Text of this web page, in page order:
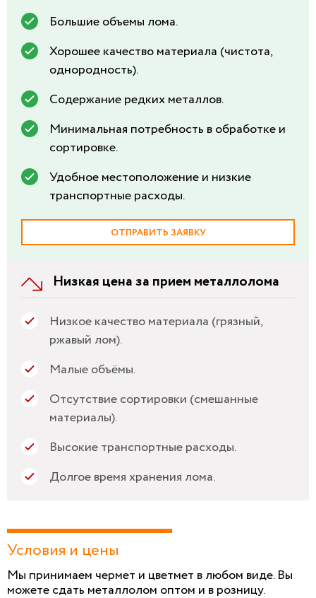
Большие объемы лома.
Хорошее качество материала (чистота,
однородность).
Содержание редких металлов.
Минимальная потребность в обработке и
сортировке.
Удобное местоположение и низкие
транспортные расходы.
ОТПРАВИТЬ ЗАЯВКУ
Низкая цена за прием металлолома
Низкое качество материала (грязный,
ржавый лом).
Малые объёмы.
Отсутствие сортировки (смешанные
материалы).
Высокие транспортные расходы.
Долгое время хранения лома.
Условия и цены
Мы принимаем чермет и цветмет в любом виде. Вы
можете сдать металлолом оптом и в розницу.